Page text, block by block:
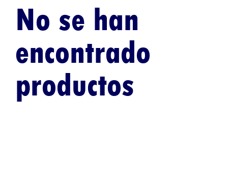
No se han
encontrado
productos